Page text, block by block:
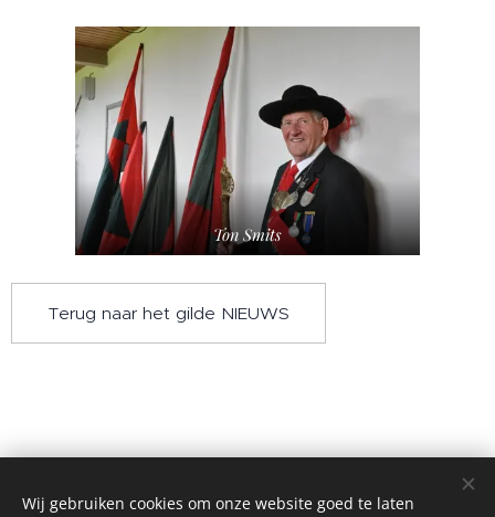
Ton Smits
Terug naar het gilde NIEUWS
Wij gebruiken cookies om onze website goed te laten